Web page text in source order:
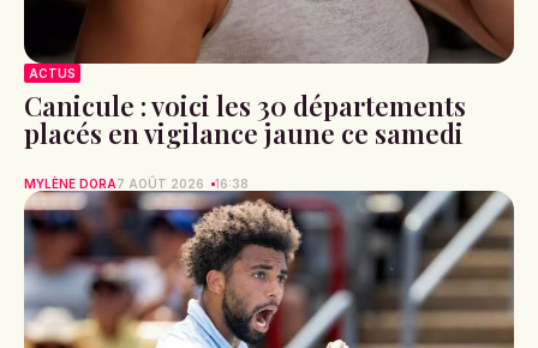
ACTUS
Canicule : voici les 30 départements
placés en vigilance jaune ce samedi
MYLÈNE DORA7 AOÛT 2026 16:38